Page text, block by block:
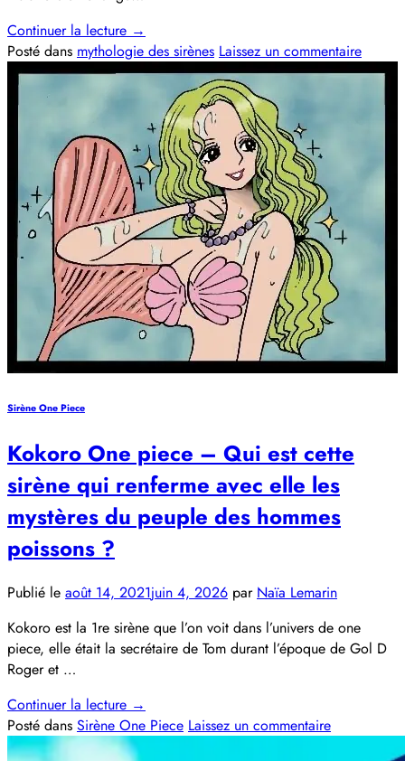
Continuer la lecture →
Posté dans mythologie des sirènes Laissez un commentaire
Sirène One Piece
Kokoro One piece – Qui est cette
sirène qui renferme avec elle les
mystères du peuple des hommes
poissons ?
Publié le août 14, 2021juin 4, 2026 par Naïa Lemarin
Kokoro est la 1re sirène que l’on voit dans l’univers de one
piece, elle était la secrétaire de Tom durant l’époque de Gol D
Roger et …
Continuer la lecture →
Posté dans Sirène One Piece Laissez un commentaire